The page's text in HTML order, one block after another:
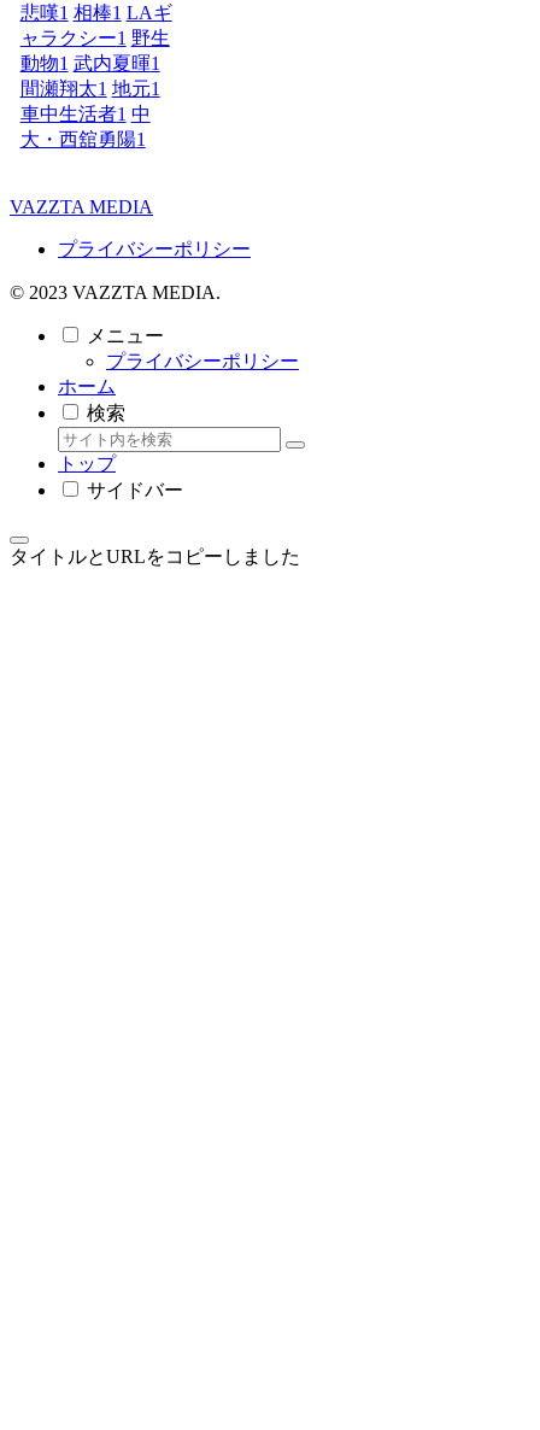
悲嘆1 相棒1 LAギ
ャラクシー1 野生
動物1 武内夏暉1
間瀬翔太1 地元1
車中生活者1 中
大・西舘勇陽1
VAZZTA MEDIA
プライバシーポリシー
© 2023 VAZZTA MEDIA.
メニュー
プライバシーポリシー
ホーム
検索
トップ
サイドバー
タイトルとURLをコピーしました